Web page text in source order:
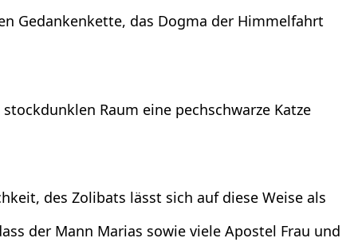
Gedankenkette, das Dogma der Himmelfahrt
Raum eine pechschwarze Katze
des Zolibats lässt sich auf diese Weise als
der Mann Marias sowie viele Apostel Frau und